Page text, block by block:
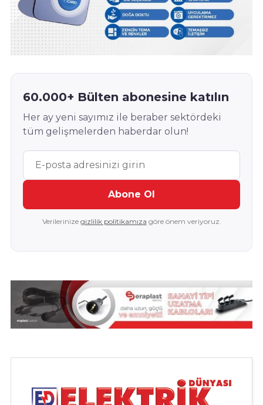
60.000+ Bülten abonesine katılın
Her ay yeni sayımız ile beraber sektördeki
tüm gelişmelerden haberdar olun!
Abone Ol
Verilerinize gizlilik politikamıza göre önem veriyoruz.